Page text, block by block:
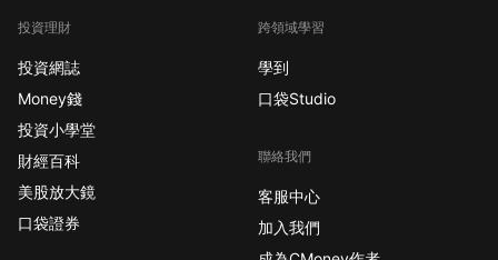
投資理財
投資網誌
Money錢
投資小學堂
財經百科
美股放大鏡
口袋證券
跨領域學習
學到
口袋Studio
聯絡我們
客服中心
加入我們